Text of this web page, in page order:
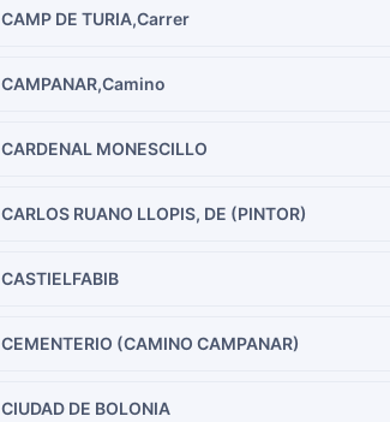
CAMP DE TURIA,Carrer
CAMPANAR,Camino
CARDENAL MONESCILLO
CARLOS RUANO LLOPIS, DE (PINTOR)
CASTIELFABIB
CEMENTERIO (CAMINO CAMPANAR)
CIUDAD DE BOLONIA